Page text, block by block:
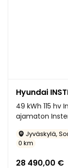
Hyundai
49 kWh 115 hv
ajamaton
Jyväskylä,
0 km
28 490,00 €